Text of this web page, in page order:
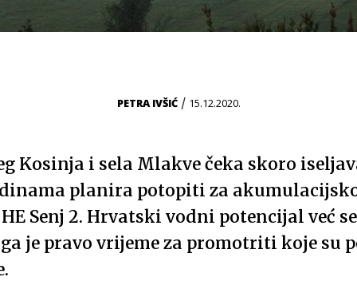
PETRA IVŠIĆ/ 15.12.2020.
Kosinja i sela Mlakve čeka skoro
planira potopiti za
Senj 2. Hrvatski vodni potencijal već
je pravo vrijeme za promotriti koje su